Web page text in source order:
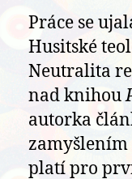
Práce se
Husitské
Neutralita
nad knihou
autorka
platí pro